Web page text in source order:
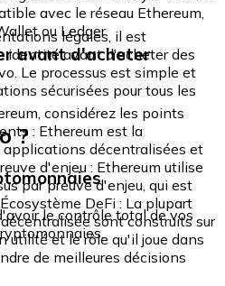
avec le réseau Ethereum,
ou Ledger.
légales, il est
identité avant d'acheter des
Le processus est simple et
sécurisées pour tous les
avant d'acheter
considérez les points
: Ethereum est la
décentralisées et
d'enjeu : Ethereum utilise
par preuve d'enjeu, qui est
DeFi : La plupart
sont construits sur
utilité et le rôle qu'il joue dans
de meilleures décisions
?
le contrôle total de vos